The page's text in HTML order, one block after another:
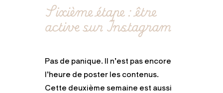
Sixième étape : être
active sur Instagram
Pas de panique. Il n’est pas encore
l’heure de poster les contenus.
Cette deuxième semaine est aussi